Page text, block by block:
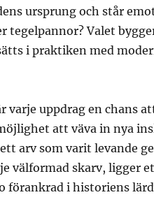
ursprung och står
tegelpannor? Valet
i praktiken med
varje uppdrag en chans
att väva in nya
arv som varit levande
välformad skarv, ligger
förankrad i historiens